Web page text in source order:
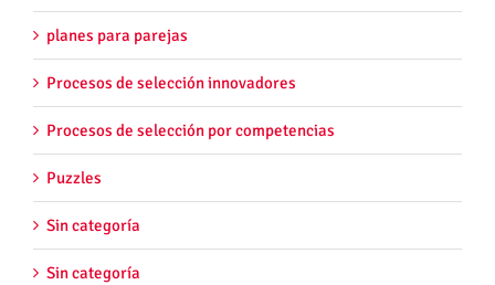
planes para parejas
Procesos de selección innovadores
Procesos de selección por competencias
Puzzles
Sin categoría
Sin categoría